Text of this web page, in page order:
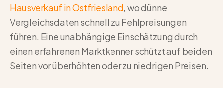
Hausverkauf in Ostfriesland, wo dünne
Vergleichsdaten schnell zu Fehlpreisungen
führen. Eine unabhängige Einschätzung durch
einen erfahrenen Marktkenner schützt auf beiden
Seiten vor überhöhten oder zu niedrigen Preisen.